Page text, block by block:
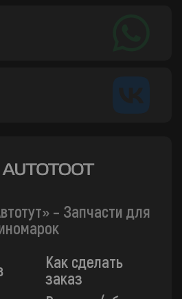
– Запчасти для
Как сделать
заказ